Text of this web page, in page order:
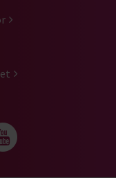
på
oss